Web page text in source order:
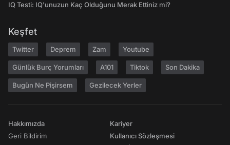
IQ Testi: IQ'unuzun Kaç Olduğunu Merak Ettiniz mi?
Keşfet
Twitter Deprem Zam Youtube
Günlük Burç Yorumları A101 Tiktok Son Dakika
Bugün Ne Pişirsem Gezilecek Yerler
Hakkımızda
Geri Bildirim
Kariyer
Kullanıcı Sözleşmesi